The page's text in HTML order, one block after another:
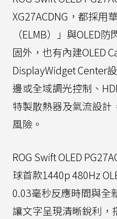
XG27ACDNG，都採用
（ELMB）」與OLED
固外，也有內建OLED
DisplayWidget Center
邊或全域調光控制、
特製散熱器及氣流設計
風險。
ROG Swift OLED
球首款1440p 480Hz
0.03毫秒反應時間與全
讓文字呈現清晰銳利，